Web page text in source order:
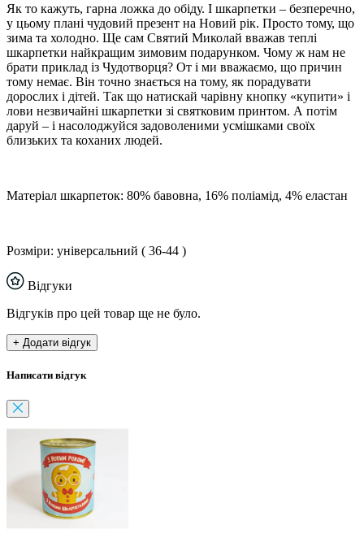
Як то кажуть, гарна ложка до обіду. І шкарпетки – безперечно,
у цьому плані чудовий презент на Новий рік. Просто тому, що
зима та холодно. Ще сам Святий Миколай вважав теплі
шкарпетки найкращим зимовим подарунком. Чому ж нам не
брати приклад із Чудотворця? От і ми вважаємо, що причин
тому немає. Він точно знається на тому, як порадувати
дорослих і дітей. Так що натискай чарівну кнопку «купити» і
лови незвичайні шкарпетки зі святковим принтом. А потім
даруй – і насолоджуйся задоволеними усмішками своїх
близьких та коханих людей.
Матеріал шкарпеток: 80% бавовна, 16% поліамід, 4% еластан
Розміри: універсальний ( 36-44 )
Відгуки
Відгуків про цей товар ще не було.
+ Додати відгук
Написати відгук